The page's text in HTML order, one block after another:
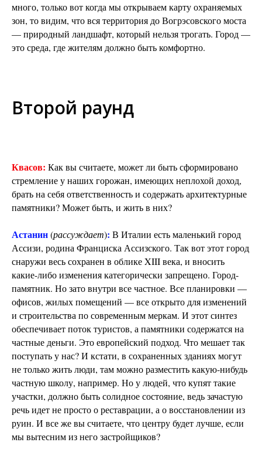
много, только вот когда мы открываем карту охраняемых
зон, то видим, что вся территория до Вогрэсовского моста
— природный ландшафт, который нельзя трогать. Город —
это среда, где жителям должно быть комфортно.
Второй раунд
Квасов: Как вы считаете, может ли быть сформировано
стремление у наших горожан, имеющих неплохой доход,
брать на себя ответственность и содержать архитектурные
памятники? Может быть, и жить в них?
Астанин(рассуждает): В Италии есть маленький город
Ассизи, родина Франциска Ассизского. Так вот этот город
снаружи весь сохранен в облике XIII века, и вносить
какие-либо изменения категорически запрещено. Город-
памятник. Но зато внутри все частное. Все планировки —
офисов, жилых помещений — все открыто для изменений
и строительства по современным меркам. И этот синтез
обеспечивает поток туристов, а памятники содержатся на
частные деньги. Это европейский подход. Что мешает так
поступать у нас? И кстати, в сохраненных зданиях могут
не только жить люди, там можно разместить какую-нибудь
частную школу, например. Но у людей, что купят такие
участки, должно быть солидное состояние, ведь зачастую
речь идет не просто о реставрации, а о восстановлении из
руин. И все же вы считаете, что центру будет лучше, если
мы вытесним из него застройщиков?